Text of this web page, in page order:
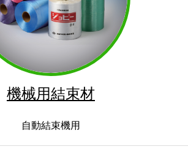
機械用結束材
自動結束機用